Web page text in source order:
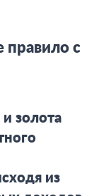
правило с
золота
из